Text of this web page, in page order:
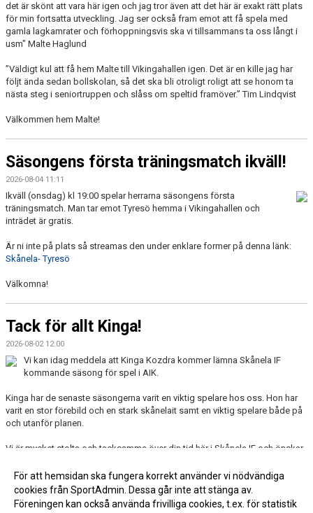
det är skönt att vara här igen och jag tror även att det här är exakt rätt plats
för min fortsatta utveckling. Jag ser också fram emot att få spela med
gamla lagkamrater och förhoppningsvis ska vi tillsammans ta oss långt i
usm" Malte Haglund
”Väldigt kul att få hem Malte till Vikingahallen igen. Det är en kille jag har
följt ända sedan bollskolan, så det ska bli otroligt roligt att se honom ta
nästa steg i seniortruppen och slåss om speltid framöver.” Tim Lindqvist
Välkommen hem Malte!
Säsongens första träningsmatch ikväll!
2026-08-04 11:11
Ikväll (onsdag) kl 19:00 spelar herrarna säsongens första
träningsmatch. Man tar emot Tyresö hemma i Vikingahallen och
inträdet är gratis.
Är ni inte på plats så streamas den under enklare former på denna länk:
Skånela- Tyresö
Välkomna!
Tack för allt Kinga!
2026-08-02 12:00
Vi kan idag meddela att Kinga Kozdra kommer lämna Skånela IF
kommande säsong för spel i AIK.
Kinga har de senaste säsongerna varit en viktig spelare hos oss. Hon har
varit en stor förebild och en stark skånelait samt en viktig spelare både på
och utanför planen.
Vi är mycket stolta och tacksamma över din tid här i Skånela IF och önskar
Fler nyheter >>
För att hemsidan ska fungera korrekt använder vi nödvändiga
cookies från SportAdmin. Dessa går inte att stänga av.
Föreningen kan också använda frivilliga cookies, t.ex. för statistik